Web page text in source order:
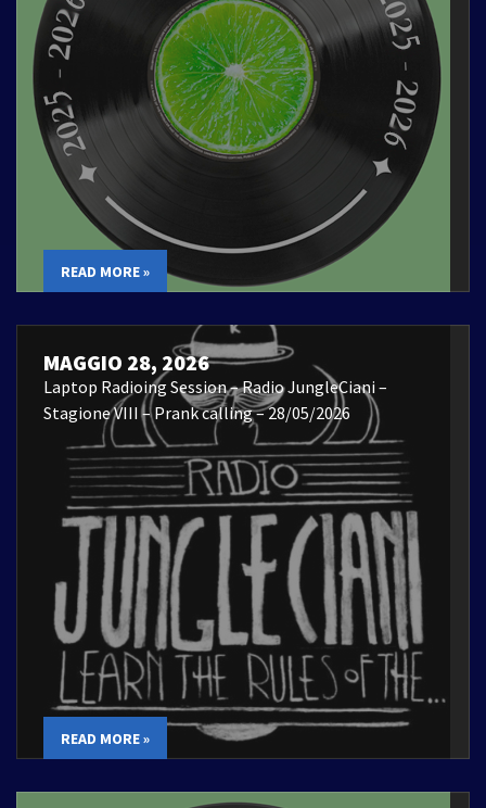
READ MORE »
MAGGIO 28, 2026
Laptop Radioing Session – Radio JungleCiani –
Stagione VIII – Prank calling – 28/05/2026
READ MORE »